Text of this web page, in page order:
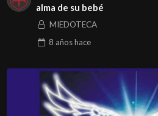
alma de su bebé
MIEDOTECA
8 añoshace